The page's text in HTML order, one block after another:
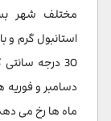
مختلف شهر
استانبول گرم و
30 درجه
دسامبر و فوریه
ماه ها رخ می